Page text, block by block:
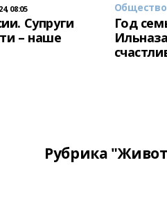
08:05
Супруги
– наше
Общество
Год
Рубрика